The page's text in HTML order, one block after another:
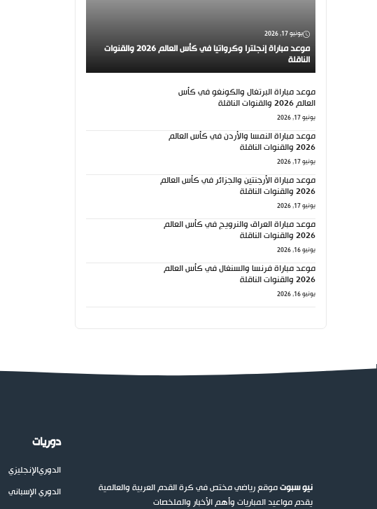
يونيو 17, 2026
موعد مباراة إنجلترا وكرواتيا في كأس العالم 2026 والقنوات
الناقلة
موعد مباراة البرتغال والكونغو في كأس
العالم 2026 والقنوات الناقلة
يونيو 17, 2026
موعد مباراة النمسا والأردن في كأس العالم
2026 والقنوات الناقلة
يونيو 17, 2026
موعد مباراة الأرجنتين والجزائر في كأس العالم
2026 والقنوات الناقلة
يونيو 17, 2026
موعد مباراة العراق والنرويج في كأس العالم
2026 والقنوات الناقلة
يونيو 16, 2026
موعد مباراة فرنسا والسنغال في كأس العالم
2026 والقنوات الناقلة
يونيو 16, 2026
نيو سبوتموقع رياضي مختص في كرة القدم العربية والعالمية
يقدم مواعيد المباريات وأهم الأخبار والملخصات
دوريات
الدوريالإنجليزي
الدوري الإسباني